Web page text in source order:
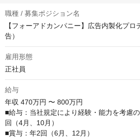
職種 / 募集ポジション名
【フォーアドカンパニー】広告内製化プ
告）
雇用形態
正社員
給与
年収 470万円 〜 800万円
■給与：当社規定により経験・能力を考慮
回（4月、10月）
■賞与：年2回（6月、12月）